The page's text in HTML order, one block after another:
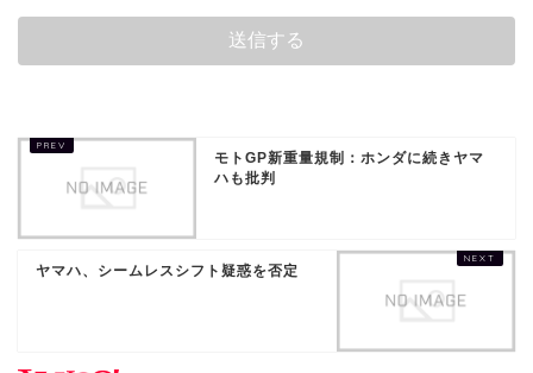
モトGP新重量規制：ホンダに続きヤマ
ハも批判
ヤマハ、シームレスシフト疑惑を否定